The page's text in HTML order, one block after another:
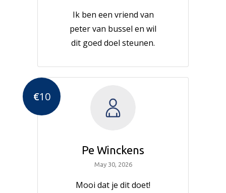
Ik ben een vriend van
peter van bussel en wil
dit goed doel steunen.
€10
Pe Winckens
May 30, 2026
Mooi dat je dit doet!